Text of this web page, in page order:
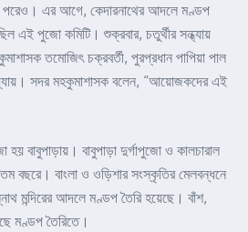
পরেও। এর আগে, কেদারনাথের আদলে মণ্ডপ
এই পুজো কমিটি। শুক্রবার, চতুর্থীর সন্ধ্যায়
তমোজিৎ চক্রবর্তী, পুরপ্রধান পাপিয়া পাল
সদর মহকুমাশাসক বলেন, “আয়োজকদের এই
বাবুপাড়ায়। বাবুপাড়া দুর্গাপুজো ও কালচারাল
বছরে। বাংলা ও ওড়িশার সংস্কৃতির মেলবন্ধনে
মন্দিরের আদলে মণ্ডপ তৈরি হয়েছে। বাঁশ,
মণ্ডপ তৈরিতে।